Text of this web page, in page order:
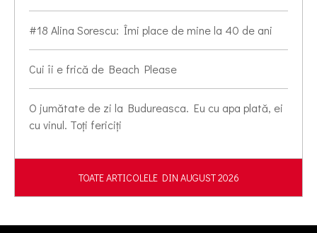
#18 Alina Sorescu: Îmi place de mine la 40 de ani
Cui îi e frică de Beach Please
O jumătate de zi la Budureasca. Eu cu apa plată, ei
cu vinul. Toți fericiți
TOATE ARTICOLELE DIN AUGUST 2026